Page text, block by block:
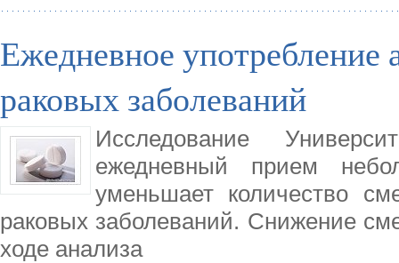
Ежедневное употребление
раковых заболеваний
Исследование
ежедневный прием
уменьшает количество
раковых заболеваний. Снижение
ходе анализа